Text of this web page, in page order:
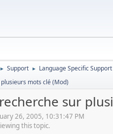
► Support ► Language Specific Support
mots clé (Mod)
sur
26, 2005, 10:31:47 PM
this topic.